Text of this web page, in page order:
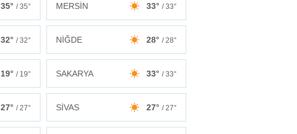
35° / 35° MERSİN 33° / 33°
32° / 32° NİĞDE 28° / 28°
19° / 19° SAKARYA 33° / 33°
27° / 27° SİVAS 27° / 27°